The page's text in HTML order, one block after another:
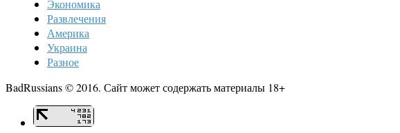
Экономика
Развлечения
Америка
Украина
Разное
BadRussians © 2016. Сайт может содержать материалы 18+